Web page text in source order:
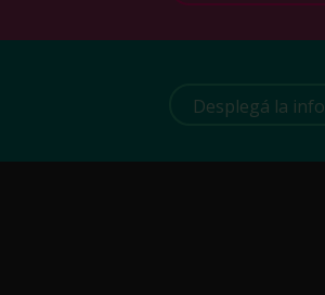
Desplegá la info